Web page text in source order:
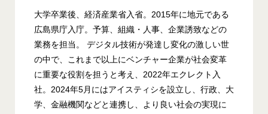
大学卒業後、経済産業省入省。2015年に地元である
広島県庁入庁。予算、組織・人事、企業誘致などの
業務を担当。 デジタル技術が発達し変化の激しい世
の中で、これまで以上にベンチャー企業が社会変革
に重要な役割を担うと考え、2022年エクレクト入
社。2024年5月にはアイスティシを設立し、行政、大
学、金融機関などと連携し、より良い社会の実現に